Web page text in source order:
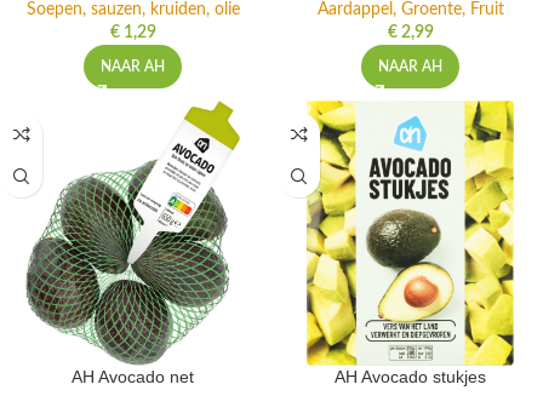
Soepen, sauzen, kruiden, olie
€1,29
NAAR AH
Aardappel, Groente, Fruit
€2,99
NAAR AH
AH Avocado net AH Avocado stukjes